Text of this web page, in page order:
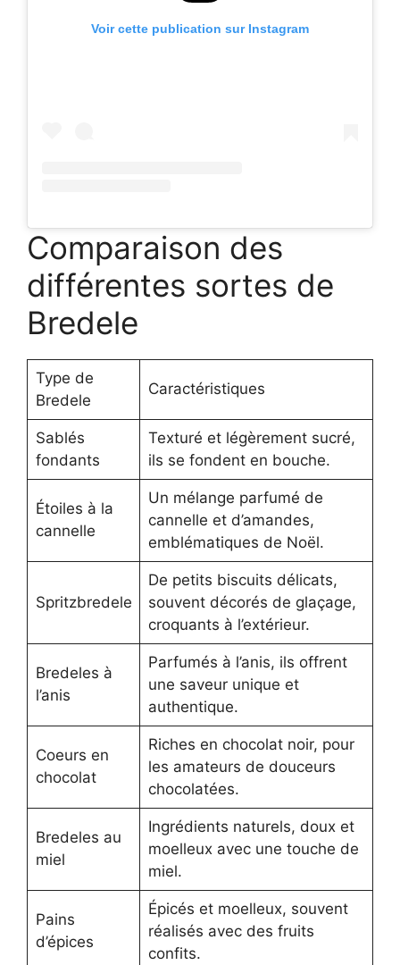
Voir cette publication sur Instagram
Comparaison des
différentes sortes de
Bredele
Type de
Bredele
Caractéristiques
Sablés
fondants
Texturé et légèrement sucré,
ils se fondent en bouche.
Étoiles à la
cannelle
Un mélange parfumé de
cannelle et d’amandes,
emblématiques de Noël.
Spritzbredele
De petits biscuits délicats,
souvent décorés de glaçage,
croquants à l’extérieur.
Bredeles à
l’anis
Parfumés à l’anis, ils offrent
une saveur unique et
authentique.
Coeurs en
chocolat
Riches en chocolat noir, pour
les amateurs de douceurs
chocolatées.
Bredeles au
miel
Ingrédients naturels, doux et
moelleux avec une touche de
miel.
Pains
d’épices
Épicés et moelleux, souvent
réalisés avec des fruits
confits.